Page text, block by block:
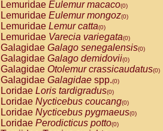
CebidaeSaimiri sciureus(0)
AtelidaeAlouatta caraya(0)
AtelidaeAlouatta fusca(0)
AtelidaeAlouatta seniculus(0)
AtelidaeAlouattaspp.(0)
AtelidaeAteles belzebuth(0)
AtelidaeAteles geoffroyi(0)
AtelidaeAteles paniscus(0)
AtelidaeAtelesspp.(0)
AtelidaeLagothrix lagothricha(0)
AtelidaeLagothrix lagothricha cana
PitheciidaeCacajao calvus
Lemuridae Eulemur macaco(0)
Lemuridae Eulemur mongoz(0)
Lemuridae Lemur catta(0)
Lemuridae Varecia variegata(0)
Galagidae Galago senegalensis(0)
Galagidae Galago demidovii(0)
Galagidae Otolemur crassicaudatus(0)
Galagidae Galagidae spp.(0)
Loridae Loris tardigradus(0)
Loridae Nycticebus coucang(0)
Loridae Nycticebus pygmaeus(0)
Loridae Perodicticus potto(0)